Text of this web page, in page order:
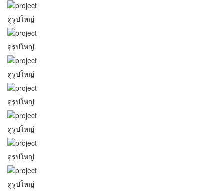
ดูรูปใหญ่
ดูรูปใหญ่
ดูรูปใหญ่
ดูรูปใหญ่
ดูรูปใหญ่
ดูรูปใหญ่
ดูรูปใหญ่